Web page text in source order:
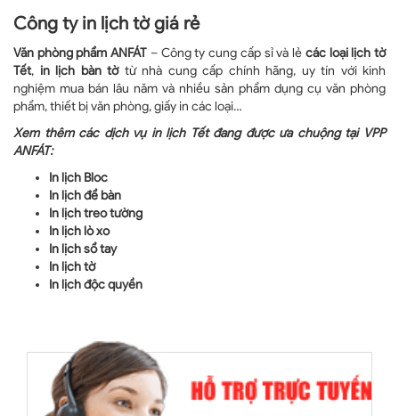
Công ty in lịch tờ giá rẻ
Văn phòng phẩm ANFÁT – Công ty cung cấp sỉ và lẻ các loại lịch tờ
Tết, in lịch bàn tờtừ nhà cung cấp chính hãng, uy tín với kinh
nghiệm mua bán lâu năm và nhiều sản phẩm dụng cụ văn phòng
phẩm, thiết bị văn phòng, giấy in các loại…
Xem thêm các dịch vụ in lịch Tết đang được ưa chuộng tại VPP
ANFÁT:
In lịch Bloc
In lịch để bàn
In lịch treo tường
In lịch lò xo
In lịch sổ tay
In lịch tờ
In lịch độc quyền